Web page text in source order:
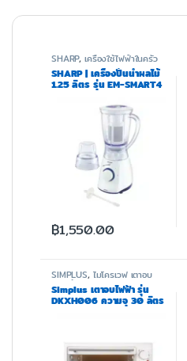
SHARP,เครื่องใช้ไฟฟ้าในครัว
SHARP | เครื่องปั่นน้ำผลไม้
1.25 ลิตร รุ่น EM-SMART4
฿1,550.00
SIMPLUS, ไมโครเวฟ เตาอบ
และหม้อทอด
Simplus เตาอบไฟฟ้า รุ่น
DKXH006 ความจุ 30 ลิตร